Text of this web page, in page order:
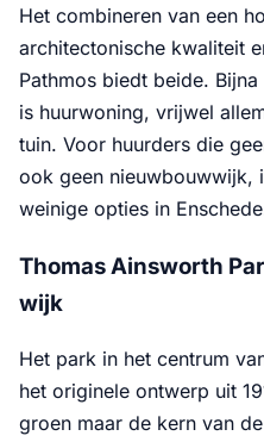
Het combineren van een
architectonische kwaliteit
Pathmos biedt beide.
is huurwoning, vrijwel
tuin. Voor huurders die
ook geen nieuwbouwwijk,
weinige opties in
Thomas Ainsworth
wijk
Het park in het centrum
het originele ontwerp uit
groen maar de kern van